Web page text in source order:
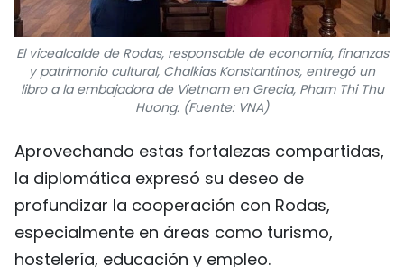
El vicealcalde de Rodas, responsable de economía, finanzas
y patrimonio cultural, Chalkias Konstantinos, entregó un
libro a la embajadora de Vietnam en Grecia, Pham Thi Thu
Huong. (Fuente: VNA)
Aprovechando estas fortalezas compartidas,
la diplomática expresó su deseo de
profundizar la cooperación con Rodas,
especialmente en áreas como turismo,
hostelería, educación y empleo.